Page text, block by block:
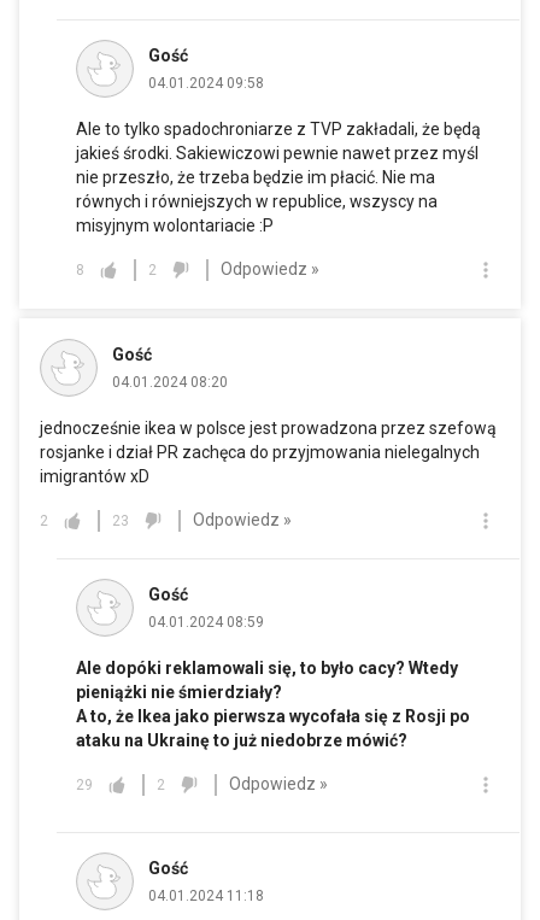
Gość
04.01.2024 09:58
Ale to tylko spadochroniarze z TVP zakładali, że będą
jakieś środki. Sakiewiczowi pewnie nawet przez myśl
nie przeszło, że trzeba będzie im płacić. Nie ma
równych i równiejszych w republice, wszyscy na
misyjnym wolontariacie :P
8 2 Odpowiedz »
Gość
04.01.2024 08:20
jednocześnie ikea w polsce jest prowadzona przez szefową
rosjanke i dział PR zachęca do przyjmowania nielegalnych
imigrantów xD
2 23 Odpowiedz »
Gość
04.01.2024 08:59
Ale dopóki reklamowali się, to było cacy? Wtedy
pieniążki nie śmierdziały?
A to, że Ikea jako pierwsza wycofała się z Rosji po
ataku na Ukrainę to już niedobrze mówić?
29 2 Odpowiedz »
Gość
04.01.2024 11:18